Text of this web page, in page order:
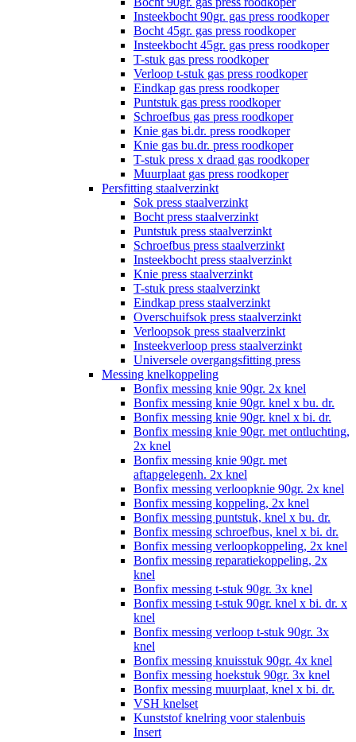
Insteekbocht 90gr. gas press roodkoper
Bocht 45gr. gas press roodkoper
Insteekbocht 45gr. gas press roodkoper
T-stuk gas press roodkoper
Verloop t-stuk gas press roodkoper
Eindkap gas press roodkoper
Puntstuk gas press roodkoper
Schroefbus gas press roodkoper
Knie gas bi.dr. press roodkoper
Knie gas bu.dr. press roodkoper
T-stuk press x draad gas roodkoper
Muurplaat gas press roodkoper
Persfitting staalverzinkt
Sok press staalverzinkt
Bocht press staalverzinkt
Puntstuk press staalverzinkt
Schroefbus press staalverzinkt
Insteekbocht press staalverzinkt
Knie press staalverzinkt
T-stuk press staalverzinkt
Eindkap press staalverzinkt
Overschuifsok press staalverzinkt
Verloopsok press staalverzinkt
Insteekverloop press staalverzinkt
Universele overgangsfitting press
Messing knelkoppeling
Bonfix messing knie 90gr. 2x knel
Bonfix messing knie 90gr. knel x bu. dr.
Bonfix messing knie 90gr. knel x bi. dr.
Bonfix messing knie 90gr. met ontluchting,
2x knel
Bonfix messing knie 90gr. met
aftapgelegenh. 2x knel
Bonfix messing verloopknie 90gr. 2x knel
Bonfix messing koppeling, 2x knel
Bonfix messing puntstuk, knel x bu. dr.
Bonfix messing schroefbus, knel x bi. dr.
Bonfix messing verloopkoppeling, 2x knel
Bonfix messing reparatiekoppeling, 2x
knel
Bonfix messing t-stuk 90gr. 3x knel
Bonfix messing t-stuk 90gr. knel x bi. dr. x
knel
Bonfix messing verloop t-stuk 90gr. 3x
knel
Bonfix messing knuisstuk 90gr. 4x knel
Bonfix messing hoekstuk 90gr. 3x knel
Bonfix messing muurplaat, knel x bi. dr.
VSH knelset
Kunststof knelring voor stalenbuis
Insert